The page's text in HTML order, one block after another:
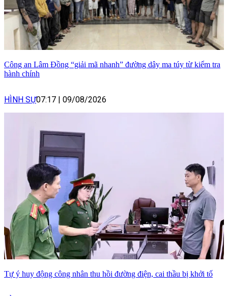
Công an Lâm Đồng “giải mã nhanh” đường dây ma túy từ kiểm tra
hành chính
HÌNH SỰ07:17 09/08/2026
Tự ý huy động công nhân thu hồi đường điện, cai thầu bị khởi tố